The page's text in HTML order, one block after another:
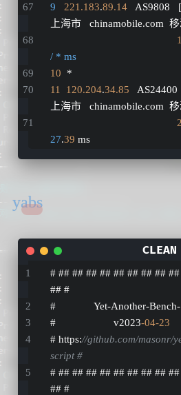
9
221.183.89.14
AS9808
上海市   chinamobile.com
/ * ms
10
  *
11
120.204.34.85
AS24400
上海市   chinamobile.com
27.39 ms
yabs
# ## ## ## ## ## ## ## ##
## #
#              Yet-Another-
#                     v2023-04-23
# https://github.com/masonr/
script #
# ## ## ## ## ## ## ## ##
## #